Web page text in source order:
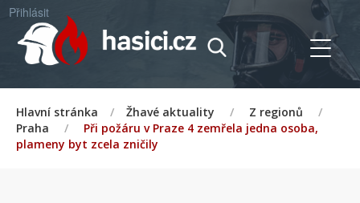
Přihlásit
Hlavní stránka / Žhavé aktuality / Z regionů
/
Praha
/
Při požáru v Praze 4 zemřela jedna osoba,
plameny byt zcela zničily